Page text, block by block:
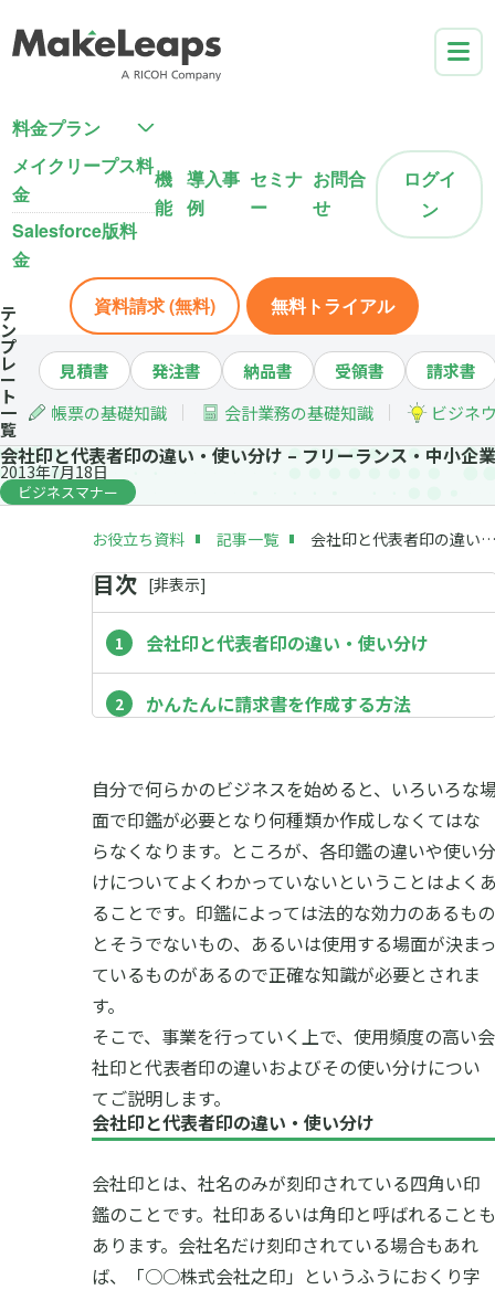
料金プラン
メイクリープス料
金
Salesforce版料
金
機
能
導入事
例
セミナ
ー
お問合
せ
ログイ
ン
資料請求 (無料) 無料トライアル
テ
ン
プ
レ
ー
ト
一
覧
見積書 発注書 納品書 受領書
請求書
帳票の基礎知識
会計業務の基礎知識 ビジネ
会社印と代表者印の違い・使い分け – フリーランス・中小企
2013年7月18日
ビジネスマナー
お役立ち資料 記事一覧 会社印と代表者印の違い・使い分け – フリーランス・中小企業向け
目次 [非表示]
会社印と代表者印の違い・使い分け
かんたんに請求書を作成する方法
自分で何らかのビジネスを始めると、いろいろな
面で印鑑が必要となり何種類か作成しなくてはな
らなくなります。ところが、各印鑑の違いや使い分
けについてよくわかっていないということはよく
ることです。印鑑によっては法的な効力のあるもの
とそうでないもの、あるいは使用する場面が決ま
ているものがあるので正確な知識が必要とされま
す。
そこで、事業を行っていく上で、使用頻度の高い会
社印と代表者印の違いおよびその使い分けについ
てご説明します。
会社印と代表者印の違い・使い分け
会社印とは、社名のみが刻印されている四角い印
鑑のことです。社印あるいは角印と呼ばれることも
あります。会社名だけ刻印されている場合もあれ
ば、「○○株式会社之印」というふうにおくり字